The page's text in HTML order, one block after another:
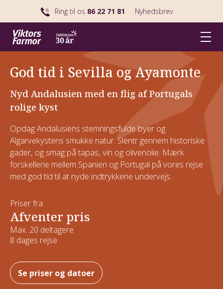
Ring til os 86 22 71 81 Nyhedsbrev
God tid i Sevilla og Ayamonte
Nyd Andalusien med en flig af Portugals
rolige kyst
Opdag Andalusiens stemningsfulde byer og
Algarvekystens smukke natur. Slentr gennem historiske
gader, og smag på tapas, vin og olivenolie. Mærk
forskellene mellem Spanien og Portugal på vores rejse
med god tid til at nyde indtrykkene undervejs.
Priser fra
Afventer pris
Max. 20 deltagere
8 dages rejse
Se priser og datoer